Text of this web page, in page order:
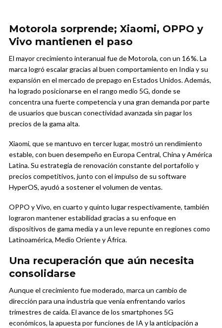
Motorola sorprende; Xiaomi, OPPO y
Vivo mantienen el paso
El mayor crecimiento interanual fue de Motorola, con un 16 %. La
marca logró escalar gracias al buen comportamiento en India y su
expansión en el mercado de prepago en Estados Unidos. Además,
ha logrado posicionarse en el rango medio 5G, donde se
concentra una fuerte competencia y una gran demanda por parte
de usuarios que buscan conectividad avanzada sin pagar los
precios de la gama alta.
Xiaomi, que se mantuvo en tercer lugar, mostró un rendimiento
estable, con buen desempeño en Europa Central, China y América
Latina. Su estrategia de renovación constante del portafolio y
precios competitivos, junto con el impulso de su software
HyperOS, ayudó a sostener el volumen de ventas.
OPPO y Vivo, en cuarto y quinto lugar respectivamente, también
lograron mantener estabilidad gracias a su enfoque en
dispositivos de gama media y a un leve repunte en regiones como
Latinoamérica, Medio Oriente y África.
Una recuperación que aún necesita
consolidarse
Aunque el crecimiento fue moderado, marca un cambio de
dirección para una industria que venía enfrentando varios
trimestres de caída. El avance de los smartphones 5G
económicos, la apuesta por funciones de IA y la anticipación a